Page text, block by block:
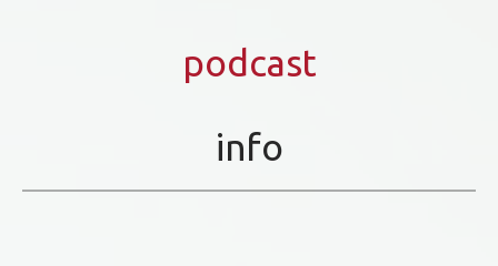
podcast
info